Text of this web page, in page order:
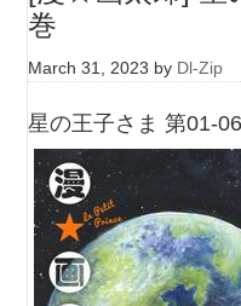
巻
March 31, 2023 by Dl-Zip
星の王子さま 第01-